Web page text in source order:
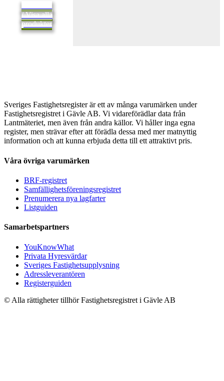
/ Visa alla
produkter
Sveriges Fastighetsregister är ett av många varumärken under
Fastighetsregistret i Gävle AB. Vi vidareförädlar data från
Lantmäteriet, men även från andra källor. Vi håller inga egna
register, men strävar efter att förädla dessa med mer matnyttig
information och att kunna erbjuda detta till ett attraktivt pris.
Våra övriga varumärken
BRF-registret
Samfällighetsföreningsregistret
Prenumerera nya lagfarter
Listguiden
Samarbetspartners
YouKnowWhat
Privata Hyresvärdar
Sveriges Fastighetsupplysning
Adressleverantören
Registerguiden
© Alla rättigheter tillhör Fastighetsregistret i Gävle AB